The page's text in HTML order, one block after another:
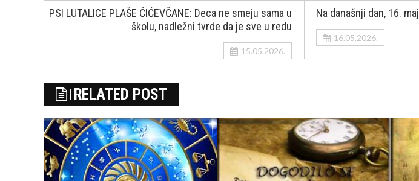
PSI LUTALICE PLAŠE ĆIĆEVČANE: Deca ne smeju sama u
školu, nadležni tvrde da je sve u redu
15.05.2026.
Na današnji dan, 16. maj
16.05.2026.
RELATED POST